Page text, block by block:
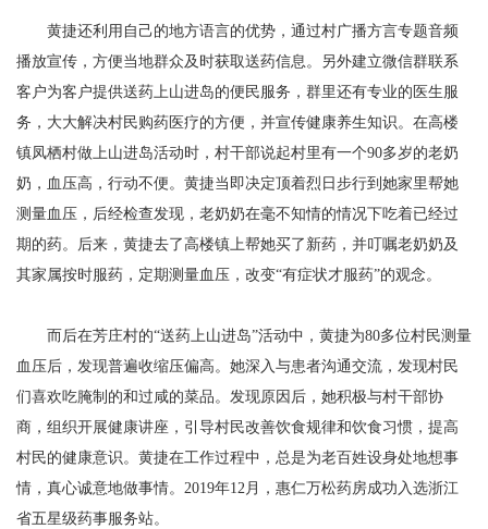
黄捷还利用自己的地方语言的优势，通过村广播方言专题音频
播放宣传，方便当地群众及时获取送药信息。另外建立微信群联系
客户为客户提供送药上山进岛的便民服务，群里还有专业的医生服
务，大大解决村民购药医疗的方便，并宣传健康养生知识。在高楼
镇凤栖村做上山进岛活动时，村干部说起村里有一个90多岁的老奶
奶，血压高，行动不便。黄捷当即决定顶着烈日步行到她家里帮她
测量血压，后经检查发现，老奶奶在毫不知情的情况下吃着已经过
期的药。后来，黄捷去了高楼镇上帮她买了新药，并叮嘱老奶奶及
其家属按时服药，定期测量血压，改变“有症状才服药”的观念。
而后在芳庄村的“送药上山进岛”活动中，黄捷为80多位村民测量
血压后，发现普遍收缩压偏高。她深入与患者沟通交流，发现村民
们喜欢吃腌制的和过咸的菜品。发现原因后，她积极与村干部协
商，组织开展健康讲座，引导村民改善饮食规律和饮食习惯，提高
村民的健康意识。黄捷在工作过程中，总是为老百姓设身处地想事
情，真心诚意地做事情。2019年12月，惠仁万松药房成功入选浙江
省五星级药事服务站。